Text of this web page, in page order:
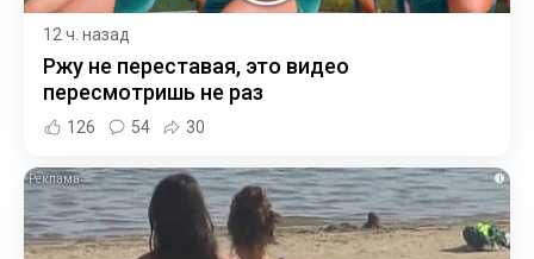
12 ч. назад
Ржу не переставая, это видео
пересмотришь не раз
126 54 30
i